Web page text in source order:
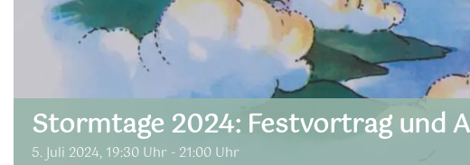
Stormtage 2024: Festvortrag und
5. Juli 2024, 19:30 Uhr - 21:00 Uhr